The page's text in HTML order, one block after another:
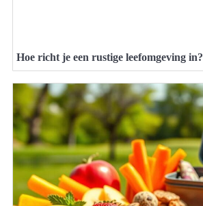
Hoe richt je een rustige leefomgeving in?